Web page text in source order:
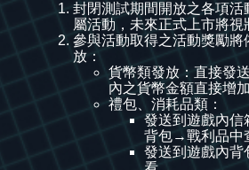
封閉測試期間開放之各項活
屬活動，未來正式上市將視
參與活動取得之活動獎勵將
放：
貨幣類發放：直接發
內之貨幣金額直接增加
禮包、消耗品類：
發送到遊戲內信
背包→戰利品中
發送到遊戲內